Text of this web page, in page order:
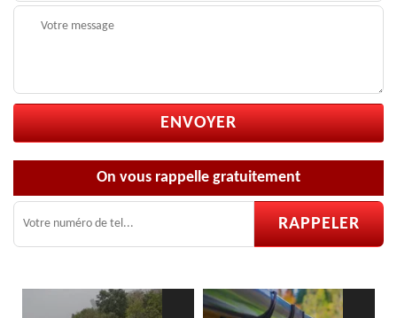
On vous rappelle gratuitement